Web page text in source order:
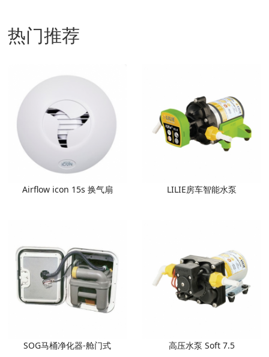
热门推荐
Airflow icon 15s 换气扇 LILIE房车智能水泵
SOG马桶净化器-舱门式 高压水泵 Soft 7.5